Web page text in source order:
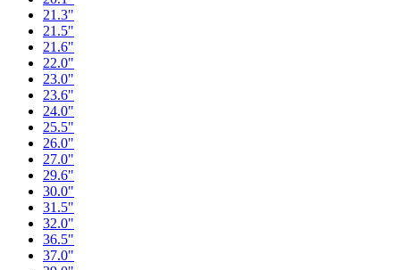
21.3"
21.5"
21.6"
22.0"
23.0"
23.6"
24.0"
25.5"
26.0"
27.0"
29.6"
30.0"
31.5"
32.0"
36.5"
37.0"